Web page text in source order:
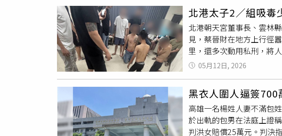
花店，並以慶生為名把被
跪認錯，更帶著一夥小弟
案，2022年他在雲林虎尾
被打後，蔡晉財還開心地
警察來也是睜一隻眼閉一
委屈和不甘，在警察面前
家可謂黑白兩道通吃，勢
取得的畫面，何漢釗曾與
擺起舞，何漢釗則是坐在
北港太子2／組吸
北港朝天宮董事長、雲林
見，蔡晉財在地方上行徑
里，還多次動用私刑，將
狂，行徑有如「北港皇太
黃美蘭，姑姑是民眾黨
財父親蔡咏鍀綽號「黑義
表會主席黃美蘭，而蔡晉
步，手下更養著數十號小
地組成「毒品少年團」，
K，毒品臭味連路過民眾
05月12日, 2026
黑衣人圍人逼簽
高雄一名楊姓人妻不滿包
於出軌的包男在法庭上證
判洪女賠償25萬元。判決